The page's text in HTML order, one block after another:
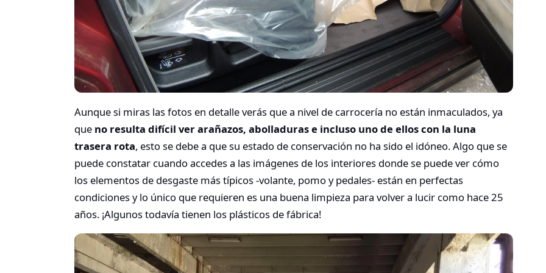
Aunque si miras las fotos en detalle verás que a nivel de carrocería no están inmaculados, ya
que no resulta difícil ver arañazos, abolladuras e incluso uno de ellos con la luna
trasera rota, esto se debe a que su estado de conservación no ha sido el idóneo. Algo que se
puede constatar cuando accedes a las imágenes de los interiores donde se puede ver cómo
los elementos de desgaste más típicos -volante, pomo y pedales- están en perfectas
condiciones y lo único que requieren es una buena limpieza para volver a lucir como hace 25
años. ¡Algunos todavía tienen los plásticos de fábrica!